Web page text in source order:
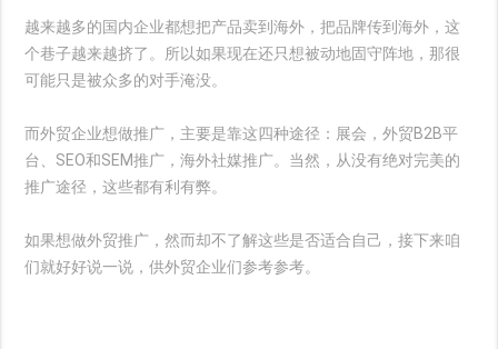
越来越多的国内企业都想把产品卖到海外，把品牌传到海外，这
个巷子越来越挤了。所以如果现在还只想被动地固守阵地，那很
可能只是被众多的对手淹没。
而外贸企业想做推广，主要是靠这四种途径：展会，外贸B2B平
台、SEO和SEM推广，海外社媒推广。当然，从没有绝对完美的
推广途径，这些都有利有弊。
如果想做外贸推广，然而却不了解这些是否适合自己，接下来咱
们就好好说一说，供外贸企业们参考参考。